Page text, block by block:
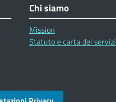
Chi siamo
Mission
Statuto e carta dei servizi